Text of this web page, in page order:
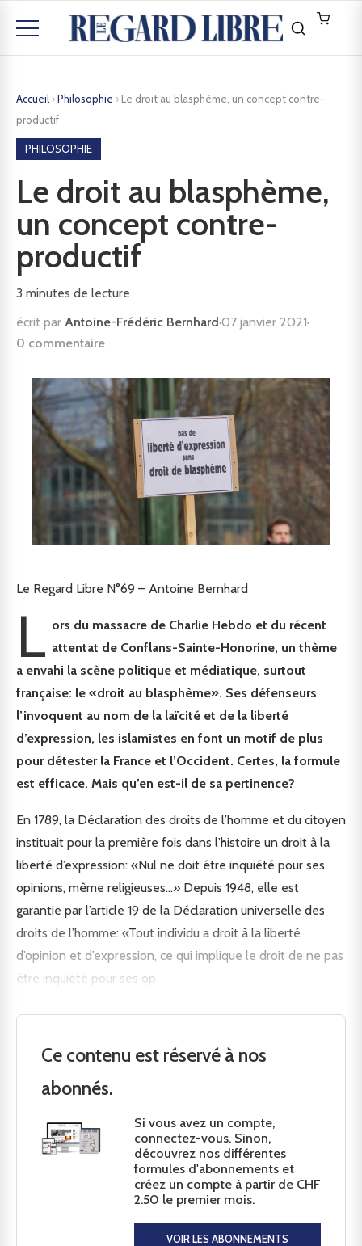
Accueil ›Philosophie › Le droit au blasphème, un concept contre-
productif
PHILOSOPHIE
Le droit au blasphème,
un concept contre-
productif
3 minutes de lecture
écrit par Antoine-Frédéric Bernhard·07 janvier 2021·
0 commentaire
Le Regard Libre N°69 – Antoine Bernhard
L ors du massacre de Charlie Hebdo et du récent
attentat de Conflans-Sainte-Honorine, un thème
a envahi la scène politique et médiatique, surtout
française: le «droit au blasphème». Ses défenseurs
l’invoquent au nom de la laïcité et de la liberté
d’expression, les islamistes en font un motif de plus
pour détester la France et l’Occident. Certes, la formule
est efficace. Mais qu’en est-il de sa pertinence?
En 1789, la Déclaration des droits de l’homme et du citoyen
instituait pour la première fois dans l’histoire un droit à la
liberté d’expression: «Nul ne doit être inquiété pour ses
opinions, même religieuses…» Depuis 1948, elle est
garantie par l’article 19 de la Déclaration universelle des
droits de l’homme: «Tout individu a droit à la liberté
d’opinion et d’expression, ce qui implique le droit de ne pas
être inquiété pour ses op
Ce contenu est réservé à nos
abonnés.
Si vous avez un compte,
connectez-vous. Sinon,
découvrez nos différentes
formules d'abonnements et
créez un compte à partir de CHF
2.50 le premier mois.
VOIR LES ABONNEMENTS